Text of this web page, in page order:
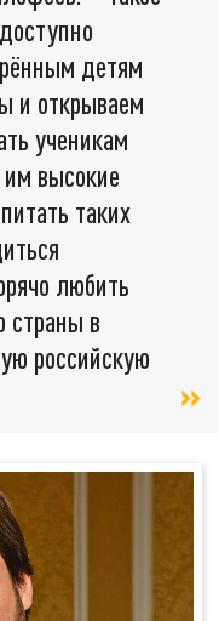
детям
и открываем
ученикам
им высокие
таких
любить
страны в
российскую